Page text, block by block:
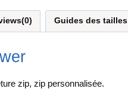
Guides des tailles
zip, zip personnalisée.